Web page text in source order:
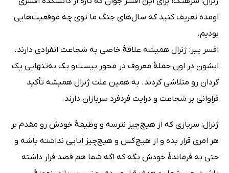
اومده تعریف کنید که سال‌های جنگ ما توی چه موقعیت‌هایی
بودیم.
افسر پیر: ژنرال همیشه علاقۀ خاصی به شجاعت انفرادی دارند.
ایشون در اون حملۀ معروف در محور بیست ‌و یک به‌تنهایی یک
گردان رو متلاشی کردند. به همین علت ژنرال همیشه تأکید
فراوانی بر شجاعت و درایت فردفرد سربازان دارند.
ژنرال: سربازی که از هیچ چیز نترسه و وظیفۀ خودش رو مقدم بر
هر امری قرار بده و از هیچ کس و هیچ‌چیز ابایی نداشته باشه و
حتی به فرماندۀ خودش بگه که اگه شما هم قصد فرار داشته